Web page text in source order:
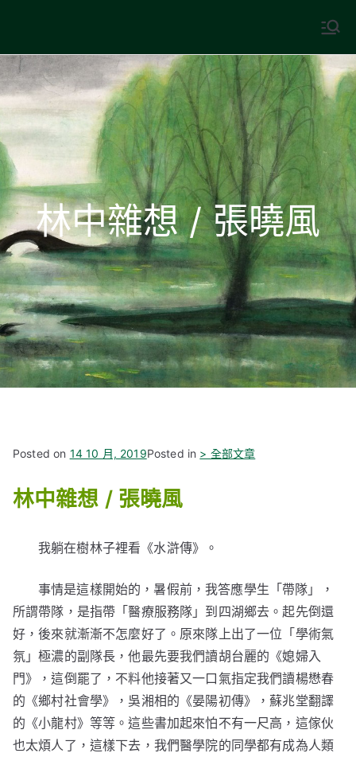
content
中國古典文學
林中雜想 / 張曉風
Posted on 14 10 月, 2019Posted in > 全部文章
林中雜想 / 張曉風
我躺在樹林子裡看《水滸傳》。
事情是這樣開始的，暑假前，我答應學生「帶隊」，
所謂帶隊，是指帶「醫療服務隊」到四湖鄉去。起先倒還
好，後來就漸漸不怎麼好了。原來隊上出了一位「學術氣
氛」極濃的副隊長，他最先要我們讀胡台麗的《媳婦入
門》，這倒罷了，不料他接著又一口氣指定我們讀楊懋春
的《鄉村社會學》，吳湘相的《晏陽初傳》，蘇兆堂翻譯
的《小龍村》等等。這些書加起來怕不有一尺高，這傢伙
也太煩人了，這樣下去，我們醫學院的同學都有成為人類